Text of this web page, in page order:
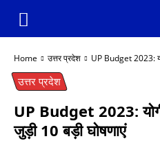
Home उत्तर प्रदेश UP Budget 2023:
उत्तर प्रदेश
UP Budget 2023:
जुड़ी 10 बड़ी घोषणाएं